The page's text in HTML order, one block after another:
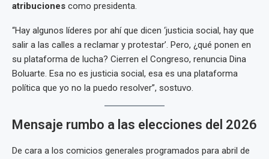
atribuciones como presidenta.
“Hay algunos líderes por ahí que dicen ‘justicia social, hay que
salir a las calles a reclamar y protestar’. Pero, ¿qué ponen en
su plataforma de lucha? Cierren el Congreso, renuncia Dina
Boluarte. Esa no es justicia social, esa es una plataforma
política que yo no la puedo resolver”, sostuvo.
Mensaje rumbo a las elecciones del 2026
De cara a los comicios generales programados para abril de